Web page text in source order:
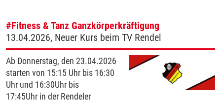
#Fitness & Tanz Ganzkörperkräftigung
13.04.2026, Neuer Kurs beim TV Rendel
Ab Donnerstag, den 23.04.2026
starten von 15:15 Uhr bis 16:30
Uhr und 16:30Uhr bis
17:45Uhr in der Rendeler